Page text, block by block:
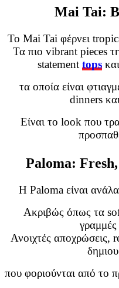
Mai Tai:
Το Mai Tai φέρνει
Τα πιο vibrant pieces
statement tops
τα οποία είναι
dinners
Είναι το look που
Paloma:
Η Paloma είναι
Ακριβώς όπως τα
Ανοιχτές
που φοριούνται από το